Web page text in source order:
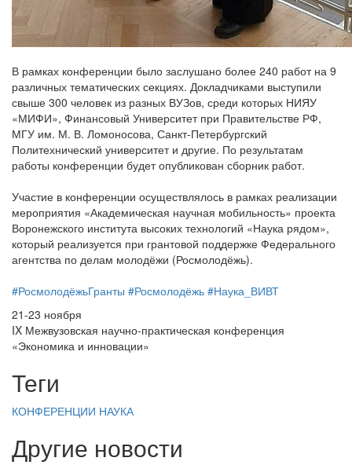
В рамках конференции было заслушано более 240 работ на 9
различных тематических секциях. Докладчиками выступили
свыше 300 человек из разных ВУЗов, среди которых НИЯУ
«МИФИ», Финансовый Университет при Правительстве РФ,
МГУ им. М. В. Ломоносова, Санкт-Петербургский
Политехнический университет и другие. По результатам
работы конференции будет опубликован сборник работ.
Участие в конференции осуществлялось в рамках реализации
мероприятия «Академическая научная мобильность» проекта
Воронежского института высоких технологий «Наука рядом»,
который реализуется при грантовой поддержке Федерального
агентства по делам молодёжи (Росмолодёжь).
#РосмолодёжьГранты #Росмолодёжь #Наука_ВИВТ
21-23 ноября
IX Межвузовская научно-практическая конференция
«Экономика и инновации»
Теги
КОНФЕРЕНЦИИ НАУКА
Другие новости